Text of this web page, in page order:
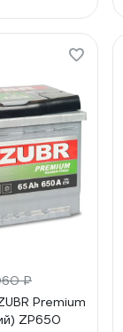
₽
Premium
ZP650